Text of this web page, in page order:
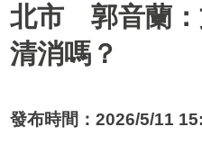
北市 郭音蘭：
清消嗎？
發布時間：2026/5/11